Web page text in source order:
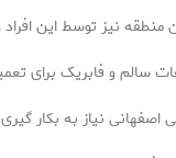
نیز توسط این
سالم و فابریک برای
نیاز به بکار